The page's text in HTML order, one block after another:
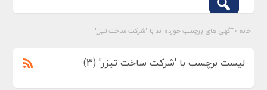
خانه » آگهی های برچسب خورده اند با "شرکت ساخت تیزر"
لیست برچسب با 'شرکت ساخت تیزر' (3)